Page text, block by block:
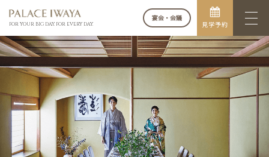
FOR YOUR BIG DAY. FOR EVERY DAY.
宴会・会議
見学予約